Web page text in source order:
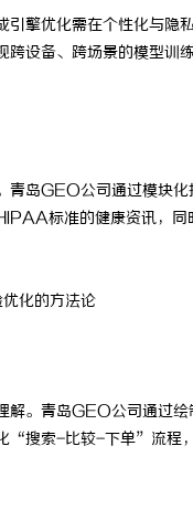
引擎优化需在个性化与
设备、跨场景的模型
青岛GEO公司通过模块
标准的健康资讯，
化的方法论
解。青岛GEO公司通过
“搜索-比较-下单”流程